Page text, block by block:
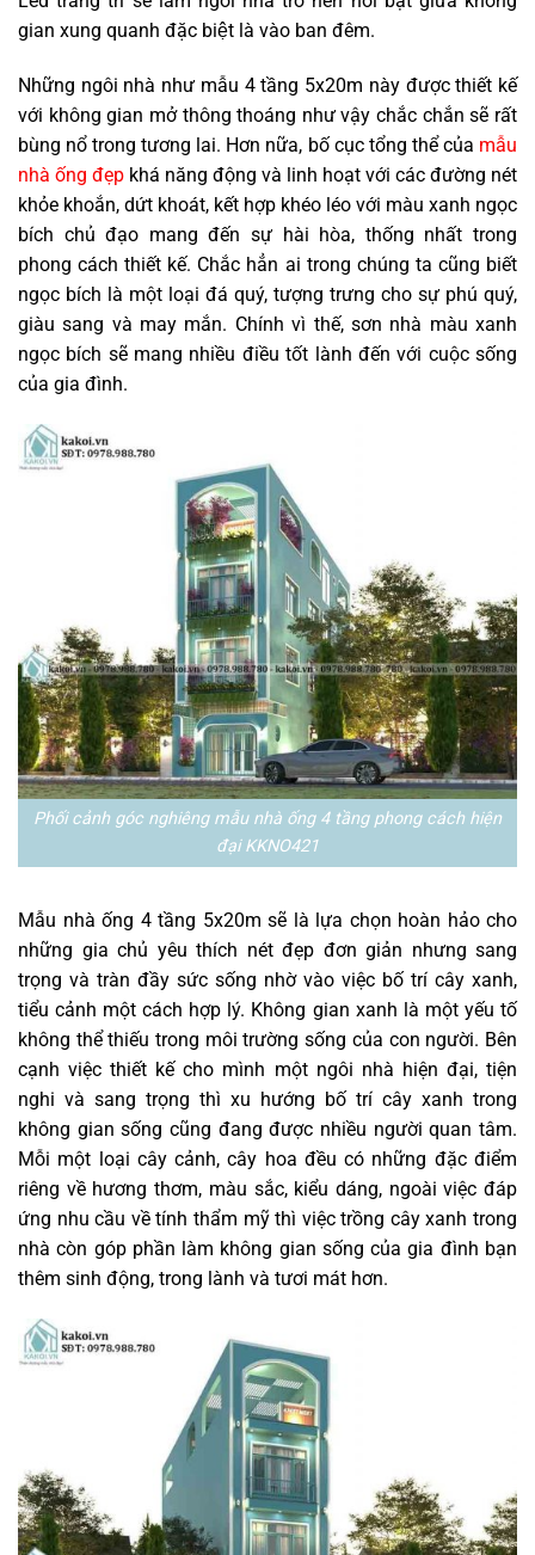
gian xung quanh đặc biệt là vào ban đêm.
Những ngôi nhà như mẫu 4 tầng 5x20m này được thiết kế
với không gian mở thông thoáng như vậy chắc chắn sẽ rất
bùng nổ trong tương lai. Hơn nữa, bố cục tổng thể của mẫu
nhà ống đẹp khá năng động và linh hoạt với các đường nét
khỏe khoắn, dứt khoát, kết hợp khéo léo với màu xanh ngọc
bích chủ đạo mang đến sự hài hòa, thống nhất trong
phong cách thiết kế. Chắc hẳn ai trong chúng ta cũng biết
ngọc bích là một loại đá quý, tượng trưng cho sự phú quý,
giàu sang và may mắn. Chính vì thế, sơn nhà màu xanh
ngọc bích sẽ mang nhiều điều tốt lành đến với cuộc sống
của gia đình.
Phối cảnh góc nghiêng mẫu nhà ống 4 tầng phong cách hiện
đại KKNO421
Mẫu nhà ống 4 tầng 5x20m sẽ là lựa chọn hoàn hảo cho
những gia chủ yêu thích nét đẹp đơn giản nhưng sang
trọng và tràn đầy sức sống nhờ vào việc bố trí cây xanh,
tiểu cảnh một cách hợp lý. Không gian xanh là một yếu tố
không thể thiếu trong môi trường sống của con người. Bên
cạnh việc thiết kế cho mình một ngôi nhà hiện đại, tiện
nghi và sang trọng thì xu hướng bố trí cây xanh trong
không gian sống cũng đang được nhiều người quan tâm.
Mỗi một loại cây cảnh, cây hoa đều có những đặc điểm
riêng về hương thơm, màu sắc, kiểu dáng, ngoài việc đáp
ứng nhu cầu về tính thẩm mỹ thì việc trồng cây xanh trong
nhà còn góp phần làm không gian sống của gia đình bạn
thêm sinh động, trong lành và tươi mát hơn.